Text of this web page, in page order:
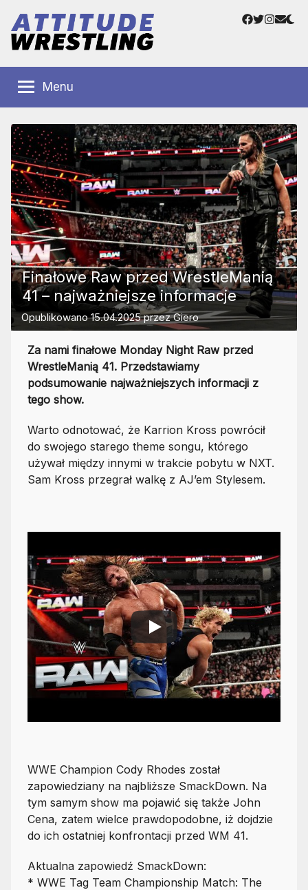
treści
Wrestling
Polska
Wrestlingu
Facebook
Twitter
Menu
Finałowe Raw przed WrestleManią
41 – najważniejsze informacje
Opublikowano15.04.2025przezGiero
Za nami finałowe Monday Night Raw przed
WrestleManią 41. Przedstawiamy
podsumowanie najważniejszych informacji z
tego show.
Warto odnotować, że Karrion Kross powrócił
do swojego starego theme songu, którego
używał między innymi w trakcie pobytu w NXT.
Sam Kross przegrał walkę z AJ’em Stylesem.
WWE Champion Cody Rhodes został
zapowiedziany na najbliższe SmackDown. Na
tym samym show ma pojawić się także John
Cena, zatem wielce prawdopodobne, iż dojdzie
do ich ostatniej konfrontacji przed WM 41.
Aktualna zapowiedź SmackDown:
* WWE Tag Team Championship Match: The